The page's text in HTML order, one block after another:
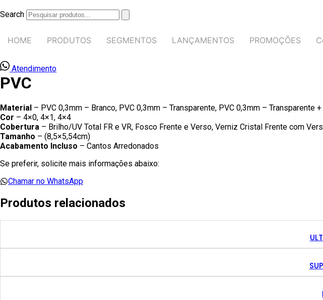
para
Search
HOME PRODUTOS SEGMENTOS LANÇAMENTOS PROMOÇÕES
Atendimento
PVC
Material – PVC 0,3mm – Branco, PVC 0,3mm – Transparente, PVC 0,3mm –
Cor – 4×0, 4×1, 4×4
Cobertura – Brilho/UV Total FR e VR, Fosco Frente e Verso, Verniz Cristal Frente com
Tamanho – (8,5×5,54cm)
Acabamento Incluso – Cantos Arredonados
Se preferir, solicite mais informações abaixo:
Chamar no WhatsApp
Produtos relacionados